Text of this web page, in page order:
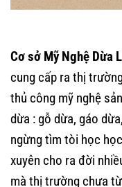
Cơ sở Mỹ Nghệ Dừa
cung cấp ra thị
thủ công mỹ nghệ
dừa : gỗ dừa, gáo
ngừng tìm tòi học
xuyên cho ra đời
mà thị trường chưa